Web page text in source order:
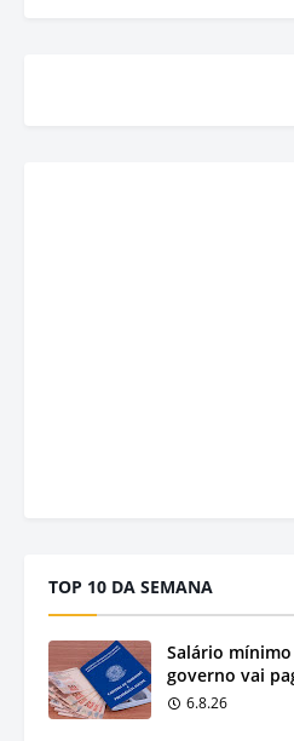
TOP 10 DA SEMANA
Salário
governo vai
6.8.26